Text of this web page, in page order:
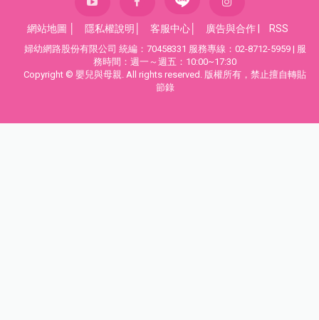
網站地圖 隱私權說明 客服中心 廣告與合作 RSS
婦幼網路股份有限公司 統編：70458331 服務專線：02-8712-5959 | 服
務時間：週一～週五：10:00~17:30
Copyright © 嬰兒與母親. All rights reserved. 版權所有，禁止擅自轉貼
節錄